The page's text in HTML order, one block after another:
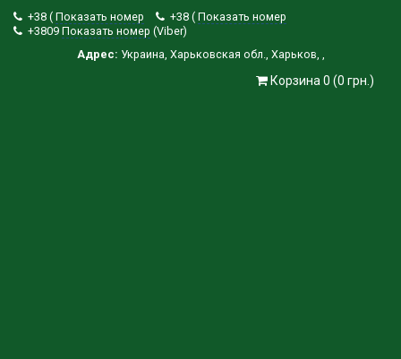
+38 ( Показать номер +38 ( Показать номер
+3809 Показать номер (Viber)
Адрес: Украина, Харьковская обл., Харьков, ,
Корзина 0 (0 грн.)